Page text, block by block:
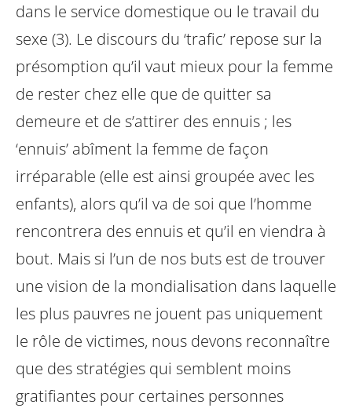
dans le service domestique ou le travail du
sexe (3). Le discours du ‘trafic’ repose sur la
présomption qu’il vaut mieux pour la femme
de rester chez elle que de quitter sa
demeure et de s’attirer des ennuis ; les
‘ennuis’ abîment la femme de façon
irréparable (elle est ainsi groupée avec les
enfants), alors qu’il va de soi que l’homme
rencontrera des ennuis et qu’il en viendra à
bout. Mais si l’un de nos buts est de trouver
une vision de la mondialisation dans laquelle
les plus pauvres ne jouent pas uniquement
le rôle de victimes, nous devons reconnaître
que des stratégies qui semblent moins
gratifiantes pour certaines personnes